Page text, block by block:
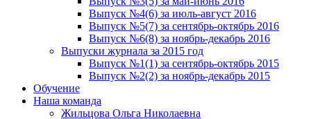
Выпуск №4(6) за июль-август 2016
Выпуск №5(7) за сентябрь-октябрь 2016
Выпуск №6(8) за ноябрь-декабрь 2016
Выпуски журнала за 2015 год
Выпуск №1(1) за сентябрь-октябрь 2015
Выпуск №2(2) за ноябрь-декабрь 2015
Обучение
Наша команда
Жильцова Ольга Николаевна